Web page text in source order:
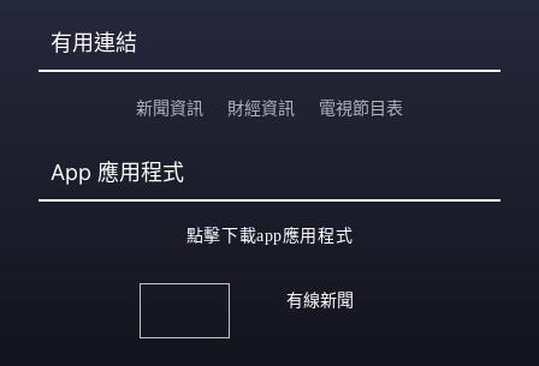
有用連結
新聞資訊 財經資訊 電視節目表
App 應用程式
點擊下載app應用程式
有線新聞